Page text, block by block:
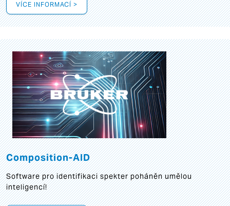
VÍCE INFORMACÍ >
Composition-AID
Software pro identifikaci spekter poháněn umělou
inteligencí!